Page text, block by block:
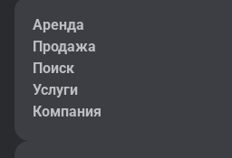
Аренда
Продажа
Поиск
Услуги
Компания